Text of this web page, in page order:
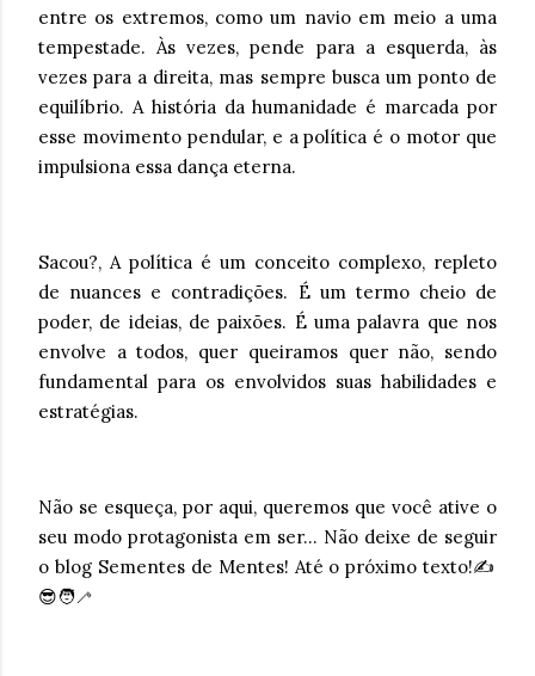
entre os extremos, como um navio em meio a uma
tempestade. Às vezes, pende para a esquerda, às
vezes para a direita, mas sempre busca um ponto de
equilíbrio. A história da humanidade é marcada por
esse movimento pendular, e a política é o motor que
impulsiona essa dança eterna.
Sacou?, A política é um conceito complexo, repleto
de nuances e contradições. É um termo cheio de
poder, de ideias, de paixões. É uma palavra que nos
envolve a todos, quer queiramos quer não, sendo
fundamental para os envolvidos suas habilidades e
estratégias.
Não se esqueça, por aqui, queremos que você ative o
seu modo protagonista em ser... Não deixe de seguir
o blog Sementes de Mentes! Até o próximo texto!✍️
😎🧑‍🦯